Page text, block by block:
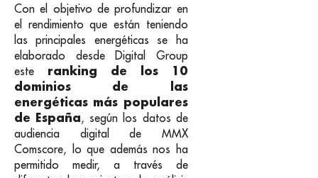
Con el objetivo de profundizar en
el rendimiento que están teniendo
las principales energéticas se ha
elaborado desde Digital Group
este ranking de los 10
dominios de las
energéticas más populares
de España, según los datos de
audiencia digital de MMX
Comscore, lo que además nos ha
permitido medir, a través de